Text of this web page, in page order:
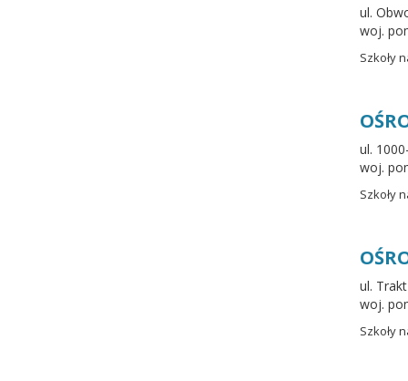
ul.
woj.
Szkoły
ul.
woj.
Szkoły
ul.
woj.
Szkoły